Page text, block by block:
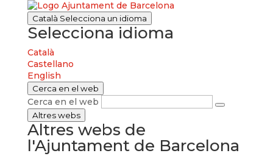
Català Selecciona un idioma
Selecciona idioma
Català
Castellano
English
Cerca en el web
Cerca en el web
Altres webs
Altres webs de
l'Ajuntament de Barcelona